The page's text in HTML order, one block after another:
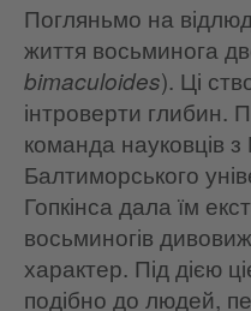
Погляньмо на
життя восьминога
bimaculoides). Ці
інтроверти глибин.
команда науковців
Балтиморського
Гопкінса дала їм
восьминогів
характер. Під дією
подібно до людей,